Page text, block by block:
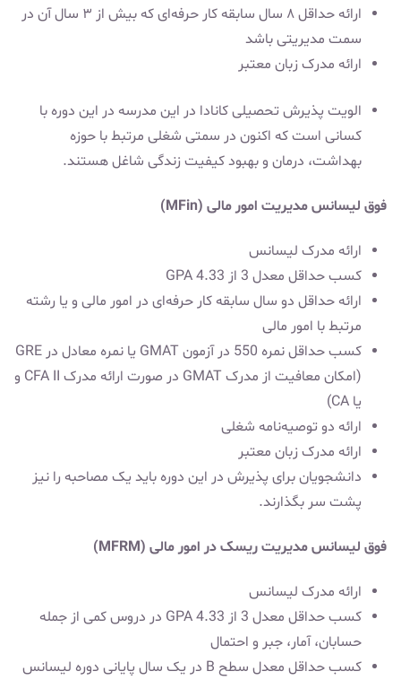
ارائه حداقل ۸ سال سابقه کار حرفه‌ای که بیش از ۳ سال آن در
سمت مدیریتی باشد
ارائه مدرک زبان معتبر
الویت پذیرش تحصیلی کانادا در این مدرسه در این دوره با
کسانی است که اکنون در سمتی شغلی مرتبط با حوزه
بهداشت، درمان و بهبود کیفیت زندگی شاغل هستند.
فوق لیسانس مدیریت امور مالی (MFin)
ارائه مدرک لیسانس
کسب حداقل معدل 3 از 4.33 GPA
ارائه حداقل دو سال سابقه کار حرفه‌ای در امور مالی و یا رشته
مرتبط با امور مالی
کسب حداقل نمره 550 در آزمون GMAT یا نمره معادل در GRE
(امکان معافیت از مدرک GMAT در صورت ارائه مدرک CFA II و
یا CA)
ارائه دو توصیه‌نامه شغلی
ارائه مدرک زبان معتبر
دانشجویان برای پذیرش در این دوره باید یک مصاحبه را نیز
پشت سر بگذارند.
فوق لیسانس مدیریت ریسک در امور مالی (MFRM)
ارائه مدرک لیسانس
کسب حداقل معدل 3 از 4.33 GPA در دروس کمی از جمله
حسابان، آمار، جبر و احتمال
کسب حداقل معدل سطح B در یک سال پایانی دوره لیسانس